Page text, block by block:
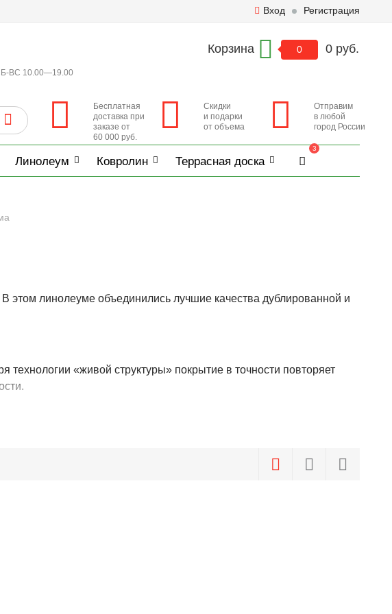
Вход Регистрация
ВС 10.00—19.00
Корзина 0 0 руб.
Бесплатная
доставка при
заказе от
60 000 руб.
Скидки
и подарки
от объема
Отправим
в любой
город России
Линолеум Ковролин Террасная доска
3
этом линолеуме объединились лучшие качества дублированной и
«живой структуры» покрытие в точности повторяет
тепло- и звукоизоляционные свойства. По такому полу приятно
повреждений, сохраняя его первоначальный вид даже при
и износа. Уборка становится быстрой и необременительной —
детали.